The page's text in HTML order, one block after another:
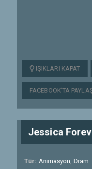
IŞIKLARI KAPAT
FACEBOOK'TA
Jessica
Tür: Animasyon, Dram